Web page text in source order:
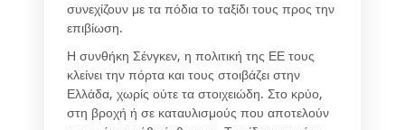
συνεχίζουν με τα πόδια το ταξίδι τους προς την
επιβίωση.
Η συνθήκη Σένγκεν, η πολιτική της ΕΕ τους
κλείνει την πόρτα και τους στοιβάζει στην
Ελλάδα, χωρίς ούτε τα στοιχειώδη. Στο κρύο,
στη βροχή ή σε καταυλισμούς που αποτελούν